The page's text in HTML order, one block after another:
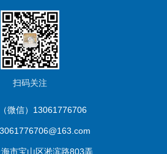
扫码关注
微信）13061776706
市宝山区淞滨路803弄